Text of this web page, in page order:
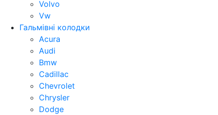
Volvo
Vw
Гальмівні колодки
Acura
Audi
Bmw
Cadillac
Chevrolet
Chrysler
Dodge